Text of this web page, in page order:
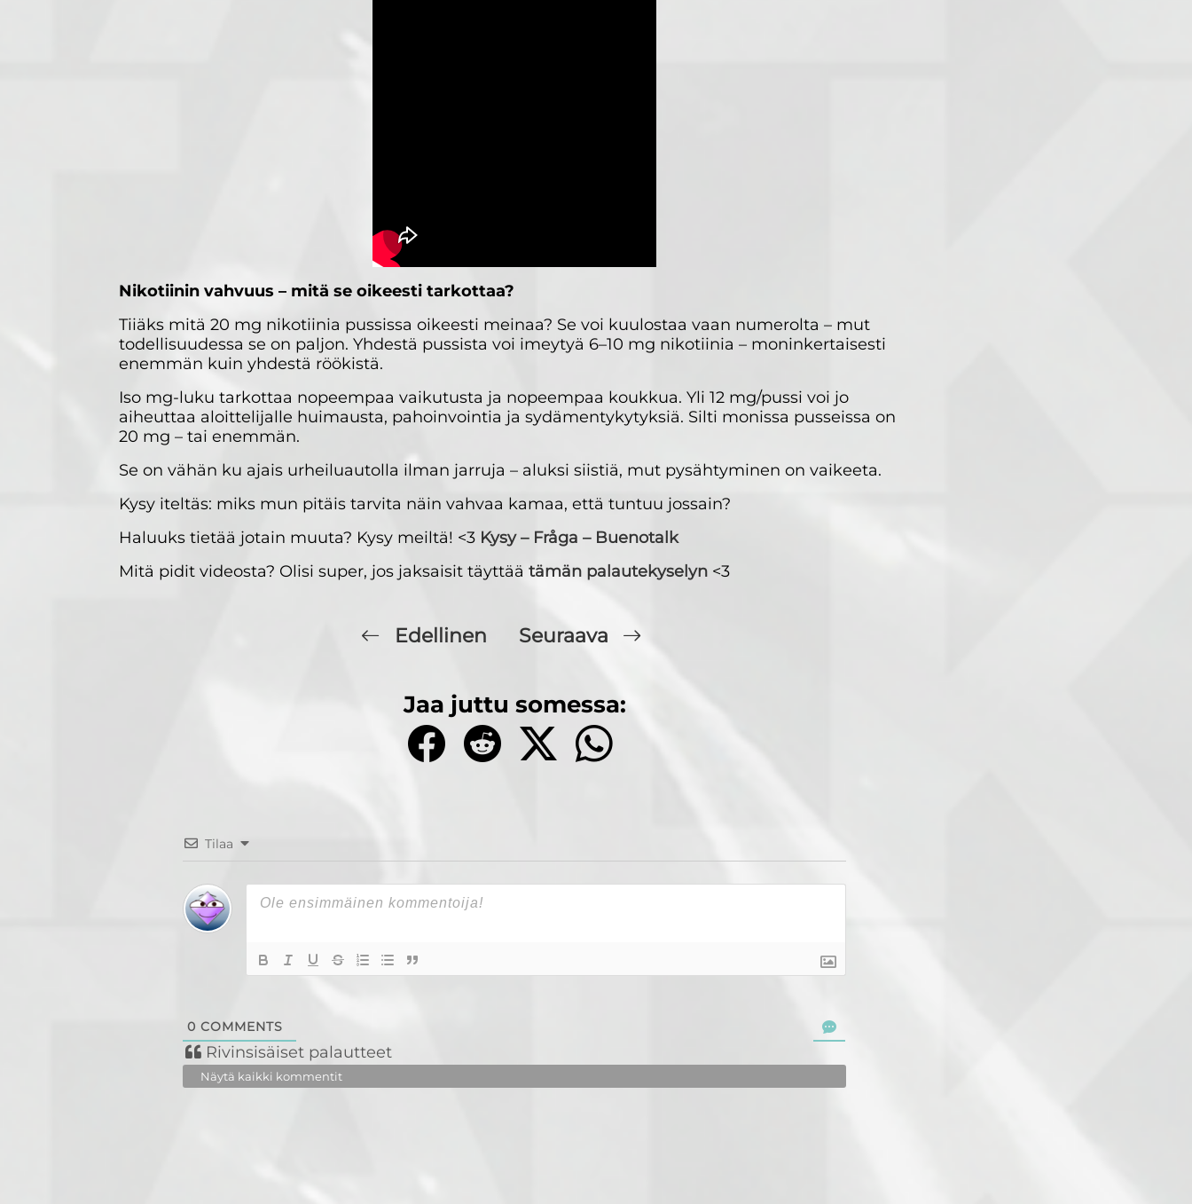
Nikotiinin vahvuus – mitä se oikeesti tarkottaa?
Tiiäks mitä 20 mg nikotiinia pussissa oikeesti meinaa? Se voi kuulostaa vaan numerolta – mut
todellisuudessa se on paljon. Yhdestä pussista voi imeytyä 6–10 mg nikotiinia – moninkertaisesti
enemmän kuin yhdestä röökistä.
Iso mg-luku tarkottaa nopeempaa vaikutusta ja nopeempaa koukkua. Yli 12 mg/pussi voi jo
aiheuttaa aloittelijalle huimausta, pahoinvointia ja sydämentykytyksiä. Silti monissa pusseissa on
20 mg – tai enemmän.
Se on vähän ku ajais urheiluautolla ilman jarruja – aluksi siistiä, mut pysähtyminen on vaikeeta.
Kysy iteltäs: miks mun pitäis tarvita näin vahvaa kamaa, että tuntuu jossain?
Haluuks tietää jotain muuta? Kysy meiltä! <3 Kysy – Fråga – Buenotalk
Mitä pidit videosta? Olisi super, jos jaksaisit täyttää tämän palautekyselyn <3
Edellinen Seuraava
Jaa juttu somessa:
Tilaa
0 COMMENTS
Rivinsisäiset palautteet
Näytä kaikki kommentit